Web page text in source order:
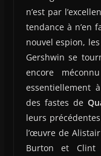
n’est par
tendance à n’en
nouvel espion,
Gershwin se
encore
essentiellement
des fastes de
leurs
l’œuvre de
Burton et Clint